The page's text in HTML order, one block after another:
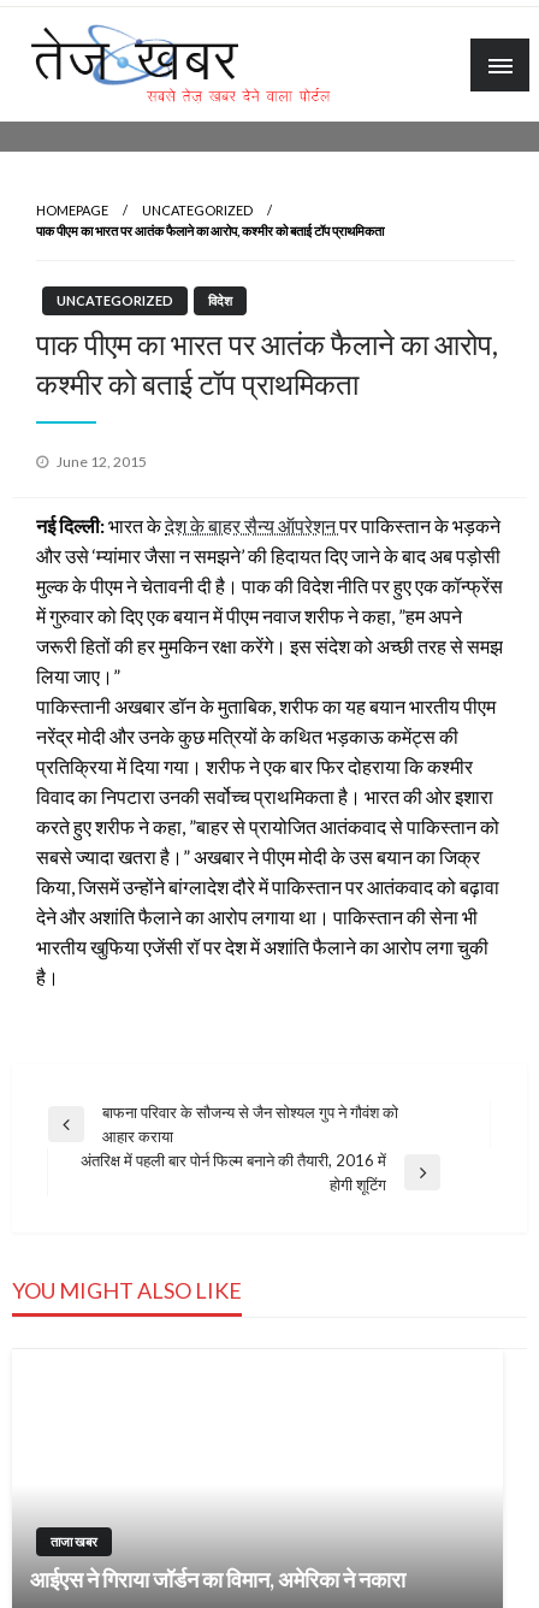
Skip
content
HOMEPAGE
UNCATEGORIZED
पाक पीएम का भारत पर आतंक फैलाने का आरोप, कश्मीर को बताई टॉप प्राथमिकता
UNCATEGORIZED विदेश
पाक पीएम का भारत पर आतंक फैलाने का आरोप,
कश्मीर को बताई टॉप प्राथमिकता
Posted
June 12, 2015
नई दिल्ली:भारत केदेश के बाहर सैन्य ऑपरेशनपर पाकिस्तान के भड़कने
और उसे ‘म्यांमार जैसा न समझने’ की हिदायत दिए जाने के बाद अब पड़ोसी
मुल्क के पीएम ने चेतावनी दी है। पाक की विदेश नीति पर हुए एक कॉन्फ्रेंस
में गुरुवार को दिए एक बयान में पीएम नवाज शरीफ ने कहा, ”हम अपने
जरूरी हितों की हर मुमकिन रक्षा करेंगे। इस संदेश को अच्छी तरह से समझ
लिया जाए।”
पाकिस्तानी अखबार डॉन के मुताबिक, शरीफ का यह बयान भारतीय पीएम
नरेंद्र मोदी और उनके कुछ मत्रियों के कथित भड़काऊ कमेंट्स की
प्रतिक्रिया में दिया गया। शरीफ ने एक बार फिर दोहराया कि कश्मीर
विवाद का निपटारा उनकी सर्वोच्च प्राथमिकता है। भारत की ओर इशारा
करते हुए शरीफ ने कहा, ”बाहर से प्रायोजित आतंकवाद से पाकिस्तान को
सबसे ज्यादा खतरा है।” अखबार ने पीएम मोदी के उस बयान का जिक्र
किया, जिसमें उन्होंने बांग्लादेश दौरे में पाकिस्तान पर आतंकवाद को बढ़ावा
देने और अशांति फैलाने का आरोप लगाया था। पाकिस्तान की सेना भी
भारतीय खुफिया एजेंसी रॉ पर देश में अशांति फैलाने का आरोप लगा चुकी
है।
Post
navigation
Previous
बाफना परिवार के सौजन्य से जैन सोश्यल गुप ने गौवंश को
आहार कराया
अंतरिक्ष में पहली बार पोर्न फिल्म बनाने की तैयारी, 2016 में
होगी शूटिंग
YOU MIGHT ALSO LIKE
ताजा खबर
आईएस ने गिराया जॉर्डन का विमान, अमेरिका ने नकारा